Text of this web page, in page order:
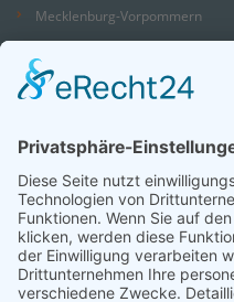
Mecklenburg-Vorpommern
Niedersachsen
Nordrhein-Westfalen
Saarland
Sachsen
Sachsen-Anhalt
Schleswig-Holstein
Thüringen